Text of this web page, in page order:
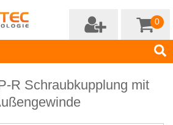
0
R Schraubkupplung mit